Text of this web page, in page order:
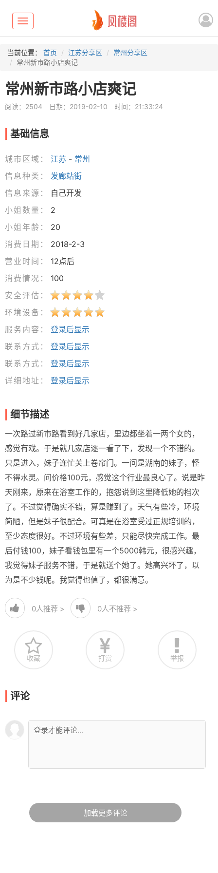
Toggle
navigation
当前位置： 首页 江苏分享区
常州分享区
常州新市路小店爽记
常州新市路小店爽记
阅读：2504 日期：2019-02-10 时间：21:33:24
基础信息
城市区域： 江苏 - 常州
信息种类：
发廊站街
信息来源：
自己开发
小姐数量：
2
小姐年龄：
20
消费日期：
2018-2-3
营业时间：
12点后
消费情况：
100
安全评估：
环境设备：
服务内容：
登录后显示
联系方式：
登录后显示
联系方式：
登录后显示
详细地址：
登录后显示
细节描述
一次路过新市路看到好几家店，里边都坐着一两个女的，
感觉有戏。于是就几家店逐一看了下，发现一个不错的。
只是进入，妹子连忙关上卷帘门。一问是湖南的妹子，怪
不得水灵。问价格100元，感觉这个行业最良心了。说是昨
天刚来，原来在浴室工作的，抱怨说到这里降低她的档次
了。不过觉得确实不错，算是赚到了。天气有些冷，环境
简陋，但是妹子很配合。可真是在浴室受过正规培训的，
至少态度很好。不过环境有些差，只能尽快完成工作。最
后付钱100，妹子看钱包里有一个5000韩元，很感兴趣，
我觉得妹子服务不错，于是就送个她了。她高兴坏了，以
为是不少钱呢。我觉得也值了，都很满意。
0人推荐 > 0人不推荐 >
收藏 打赏 举报
评论
加载更多评论